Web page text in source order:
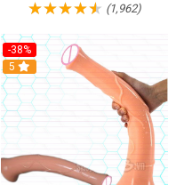
(1,962)
-38%
Hot
5